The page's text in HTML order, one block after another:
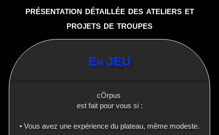
présentation détaillée des ateliers et
projets de troupes
En JEU
cÖrpus
est fait pour vous si :
• Vous avez une expérience du plateau, même modeste.